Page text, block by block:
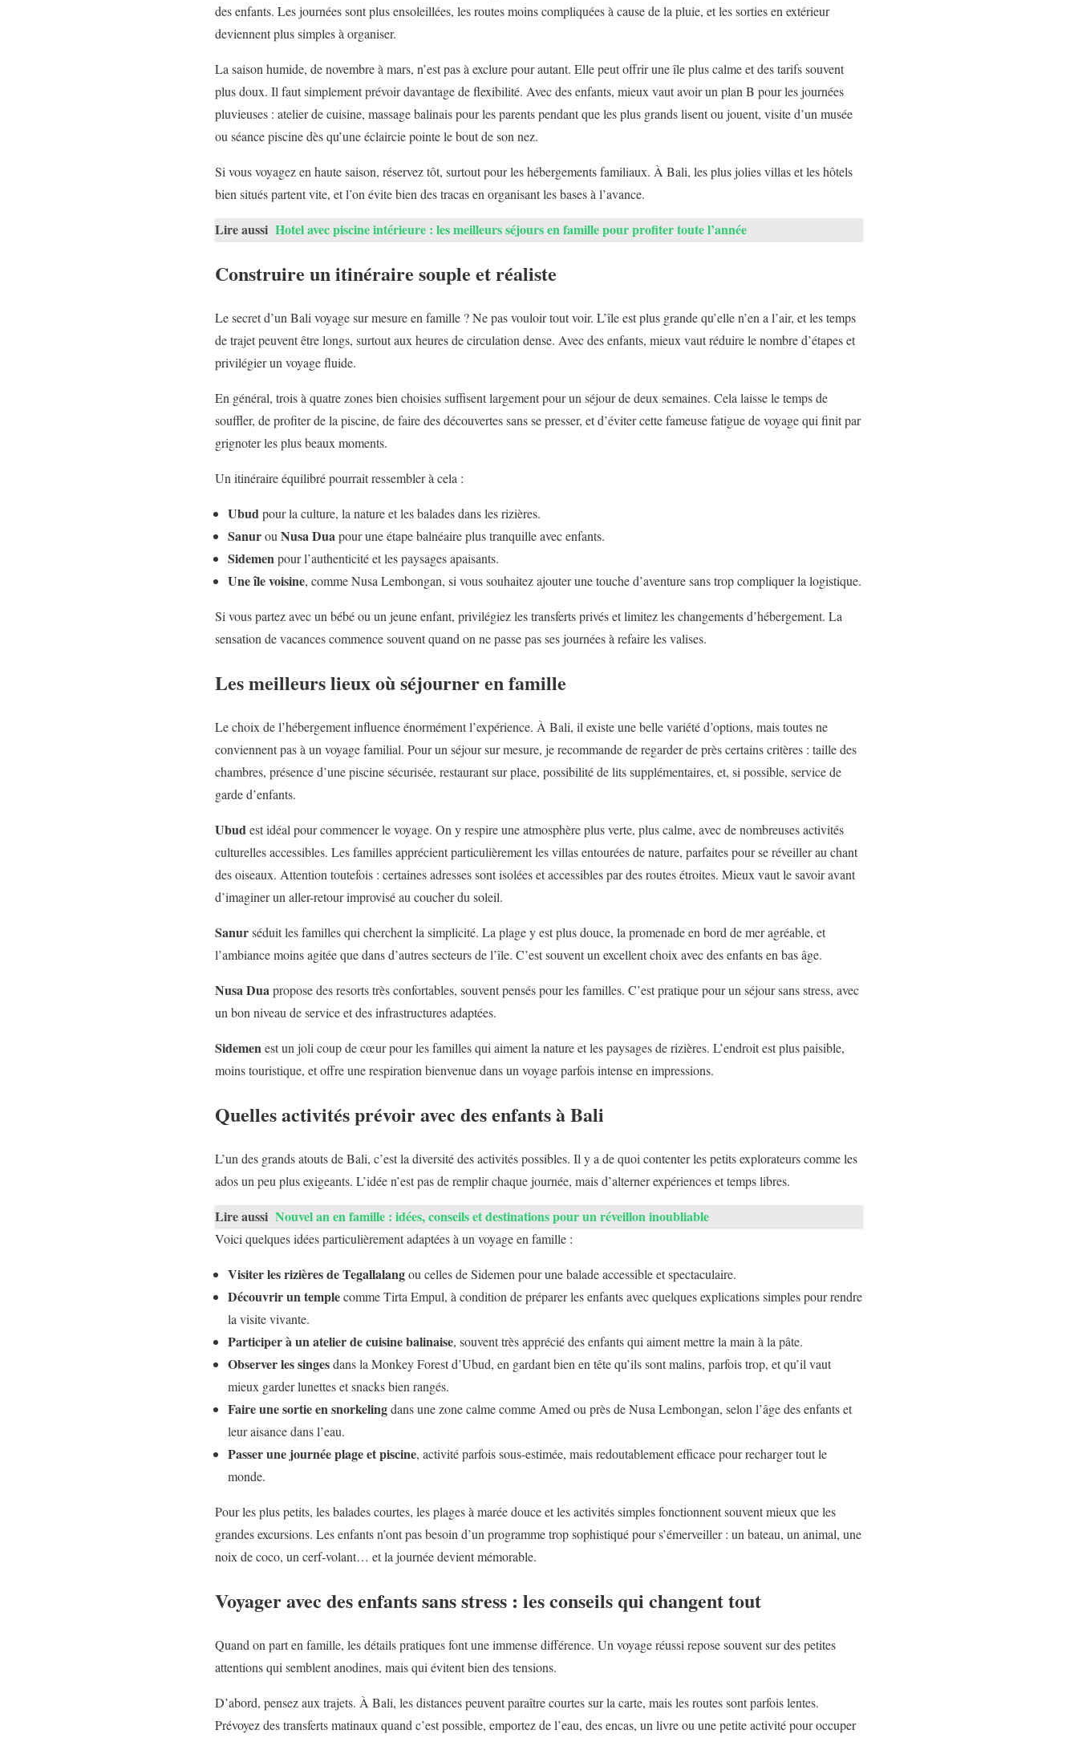
des enfants. Les journées sont plus ensoleillées, les routes moins compliquées à cause de la pluie, et les sorties en extérieur
deviennent plus simples à organiser.
La saison humide, de novembre à mars, n’est pas à exclure pour autant. Elle peut offrir une île plus calme et des tarifs souvent
plus doux. Il faut simplement prévoir davantage de flexibilité. Avec des enfants, mieux vaut avoir un plan B pour les journées
pluvieuses : atelier de cuisine, massage balinais pour les parents pendant que les plus grands lisent ou jouent, visite d’un musée
ou séance piscine dès qu’une éclaircie pointe le bout de son nez.
Si vous voyagez en haute saison, réservez tôt, surtout pour les hébergements familiaux. À Bali, les plus jolies villas et les hôtels
bien situés partent vite, et l’on évite bien des tracas en organisant les bases à l’avance.
Lire aussi Hotel avec piscine intérieure : les meilleurs séjours en famille pour profiter toute l’année
Construire un itinéraire souple et réaliste
Le secret d’un Bali voyage sur mesure en famille ? Ne pas vouloir tout voir. L’île est plus grande qu’elle n’en a l’air, et les temps
de trajet peuvent être longs, surtout aux heures de circulation dense. Avec des enfants, mieux vaut réduire le nombre d’étapes et
privilégier un voyage fluide.
En général, trois à quatre zones bien choisies suffisent largement pour un séjour de deux semaines. Cela laisse le temps de
souffler, de profiter de la piscine, de faire des découvertes sans se presser, et d’éviter cette fameuse fatigue de voyage qui finit par
grignoter les plus beaux moments.
Un itinéraire équilibré pourrait ressembler à cela :
Ubudpour la culture, la nature et les balades dans les rizières.
Sanurou Nusa Duapour une étape balnéaire plus tranquille avec enfants.
Sidemenpour l’authenticité et les paysages apaisants.
Une île voisine, comme Nusa Lembongan, si vous souhaitez ajouter une touche d’aventure sans trop compliquer la logistique.
Si vous partez avec un bébé ou un jeune enfant, privilégiez les transferts privés et limitez les changements d’hébergement. La
sensation de vacances commence souvent quand on ne passe pas ses journées à refaire les valises.
Les meilleurs lieux où séjourner en famille
Le choix de l’hébergement influence énormément l’expérience. À Bali, il existe une belle variété d’options, mais toutes ne
conviennent pas à un voyage familial. Pour un séjour sur mesure, je recommande de regarder de près certains critères : taille des
chambres, présence d’une piscine sécurisée, restaurant sur place, possibilité de lits supplémentaires, et, si possible, service de
garde d’enfants.
Ubudest idéal pour commencer le voyage. On y respire une atmosphère plus verte, plus calme, avec de nombreuses activités
culturelles accessibles. Les familles apprécient particulièrement les villas entourées de nature, parfaites pour se réveiller au chant
des oiseaux. Attention toutefois : certaines adresses sont isolées et accessibles par des routes étroites. Mieux vaut le savoir avant
d’imaginer un aller-retour improvisé au coucher du soleil.
Sanurséduit les familles qui cherchent la simplicité. La plage y est plus douce, la promenade en bord de mer agréable, et
l’ambiance moins agitée que dans d’autres secteurs de l’île. C’est souvent un excellent choix avec des enfants en bas âge.
Nusa Duapropose des resorts très confortables, souvent pensés pour les familles. C’est pratique pour un séjour sans stress, avec
un bon niveau de service et des infrastructures adaptées.
Sidemenest un joli coup de cœur pour les familles qui aiment la nature et les paysages de rizières. L’endroit est plus paisible,
moins touristique, et offre une respiration bienvenue dans un voyage parfois intense en impressions.
Quelles activités prévoir avec des enfants à Bali
L’un des grands atouts de Bali, c’est la diversité des activités possibles. Il y a de quoi contenter les petits explorateurs comme les
ados un peu plus exigeants. L’idée n’est pas de remplir chaque journée, mais d’alterner expériences et temps libres.
Lire aussi Nouvel an en famille : idées, conseils et destinations pour un réveillon inoubliable
Voici quelques idées particulièrement adaptées à un voyage en famille :
Visiter les rizières de Tegallalangou celles de Sidemen pour une balade accessible et spectaculaire.
Découvrir un templecomme Tirta Empul, à condition de préparer les enfants avec quelques explications simples pour rendre
la visite vivante.
Participer à un atelier de cuisine balinaise, souvent très apprécié des enfants qui aiment mettre la main à la pâte.
Observer les singesdans la Monkey Forest d’Ubud, en gardant bien en tête qu’ils sont malins, parfois trop, et qu’il vaut
mieux garder lunettes et snacks bien rangés.
Faire une sortie en snorkelingdans une zone calme comme Amed ou près de Nusa Lembongan, selon l’âge des enfants et
leur aisance dans l’eau.
Passer une journée plage et piscine, activité parfois sous-estimée, mais redoutablement efficace pour recharger tout le
monde.
Pour les plus petits, les balades courtes, les plages à marée douce et les activités simples fonctionnent souvent mieux que les
grandes excursions. Les enfants n’ont pas besoin d’un programme trop sophistiqué pour s’émerveiller : un bateau, un animal, une
noix de coco, un cerf-volant… et la journée devient mémorable.
Voyager avec des enfants sans stress : les conseils qui changent tout
Quand on part en famille, les détails pratiques font une immense différence. Un voyage réussi repose souvent sur des petites
attentions qui semblent anodines, mais qui évitent bien des tensions.
D’abord, pensez aux trajets. À Bali, les distances peuvent paraître courtes sur la carte, mais les routes sont parfois lentes.
Prévoyez des transferts matinaux quand c’est possible, emportez de l’eau, des encas, un livre ou une petite activité pour occuper